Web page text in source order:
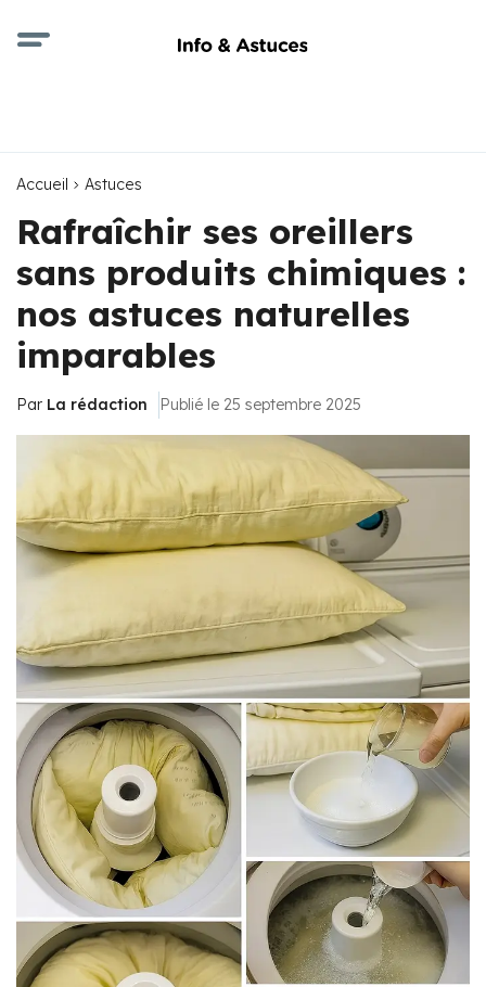
Accueil Astuces
Rafraîchir ses oreillers
sans produits chimiques :
nos astuces naturelles
imparables
Par La rédaction Publié le 25 septembre 2025